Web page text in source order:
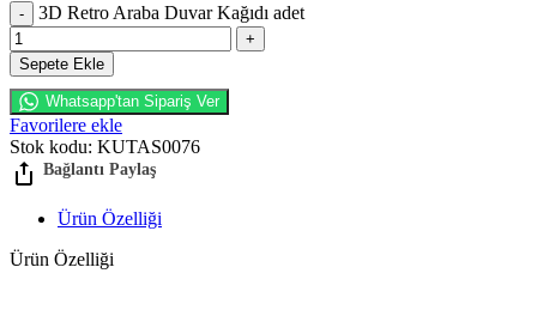
3D Retro Araba Duvar Kağıdı adet
Sepete Ekle
Whatsapp'tan Sipariş Ver
Favorilere ekle
Stok kodu: KUTAS0076
Ürün Özelliği
Ürün Özelliği